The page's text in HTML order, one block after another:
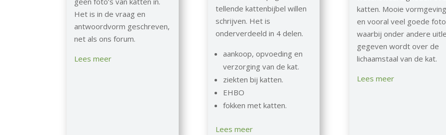
Het is in de vraag en
antwoordvorm geschreven,
net als ons forum.
Lees meer
tellende kattenbijbel willen
schrijven. Het is
onderverdeeld in 4 delen.
aankoop, opvoeding en
verzorging van de kat.
ziekten bij katten.
EHBO
fokken met katten.
Lees meer
katten. Mooie
en vooral veel goede
waarbij onder andere
gegeven wordt over de
lichaamstaal van de kat.
Lees meer